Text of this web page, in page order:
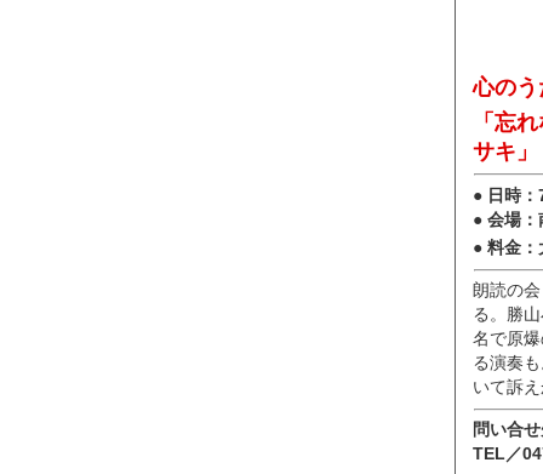
心の
「忘
サキ」
● 日時
● 会場：
● 料金：
朗読の
る。勝
名で原
る演奏
いて訴
問い合
TEL／